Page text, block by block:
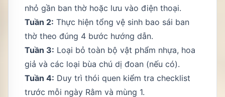
nhỏ gần ban thờ hoặc lưu vào điện thoại.
Tuần 2: Thực hiện tổng vệ sinh bao sái ban
thờ theo đúng 4 bước hướng dẫn.
Tuần 3: Loại bỏ toàn bộ vật phẩm nhựa, hoa
giả và các loại bùa chú dị đoan (nếu có).
Tuần 4: Duy trì thói quen kiểm tra checklist
trước mỗi ngày Rằm và mùng 1.